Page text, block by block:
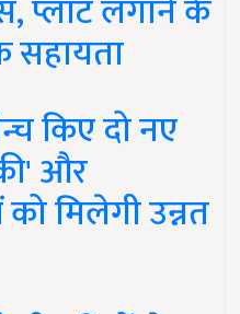
प्लांट लगाने के
सहायता
किए दो नए
और
मिलेगी उन्नत